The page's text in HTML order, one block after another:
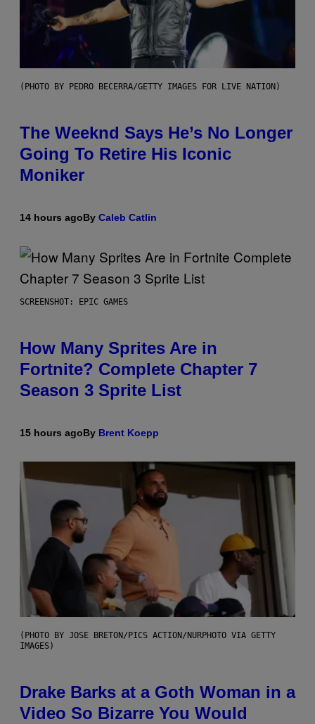
(PHOTO BY PEDRO BECERRA/GETTY IMAGES FOR LIVE NATION)
The Weeknd Says He’s No Longer
Going To Retire His Iconic
Moniker
14 hours agoBy Caleb Catlin
SCREENSHOT: EPIC GAMES
How Many Sprites Are in
Fortnite? Complete Chapter 7
Season 3 Sprite List
15 hours agoBy Brent Koepp
(PHOTO BY JOSE BRETON/PICS ACTION/NURPHOTO VIA GETTY
IMAGES)
Drake Barks at a Goth Woman in a
Video So Bizarre You Would